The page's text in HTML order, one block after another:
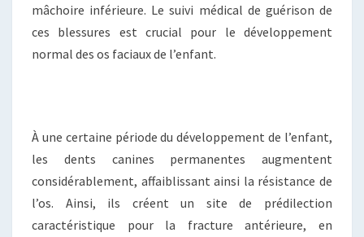
mâchoire inférieure. Le suivi médical de guérison de
ces blessures est crucial pour le développement
normal des os faciaux de l’enfant.
À une certaine période du développement de l’enfant,
les dents canines permanentes augmentent
considérablement, affaiblissant ainsi la résistance de
l’os. Ainsi, ils créent un site de prédilection
caractéristique pour la fracture antérieure, en